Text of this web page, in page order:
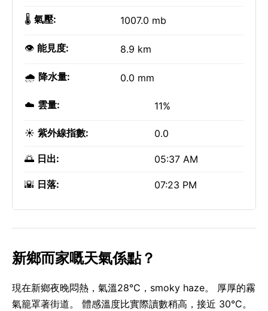
🌡️ 氣壓: 1007.0 mb
👁️ 能見度: 8.9 km
🌧️ 降水量: 0.0 mm
☁️ 雲量: 11%
☀️ 紫外線指數: 0.0
🌅 日出: 05:37 AM
🌇 日落: 07:23 PM
新鄉而家嘅天氣係點？
現在新鄉夜晚悶熱，氣溫28°C，smoky haze。 厚厚的霧
氣籠罩著街道。 體感溫度比實際讀數稍高，接近 30°C。